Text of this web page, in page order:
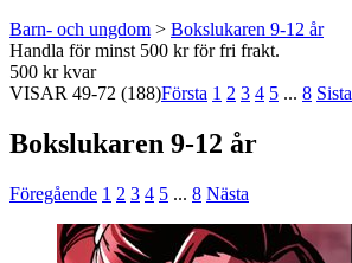
Barn- och ungdom > Bokslukaren 9-12 år
Handla för minst 500 kr för fri frakt.
500 kr kvar
VISAR 49-72 (188)Första 1 2 3 4 5 ... 8 Sista
Bokslukaren 9-12 år
Föregående 1 2 3 4 5 ... 8 Nästa